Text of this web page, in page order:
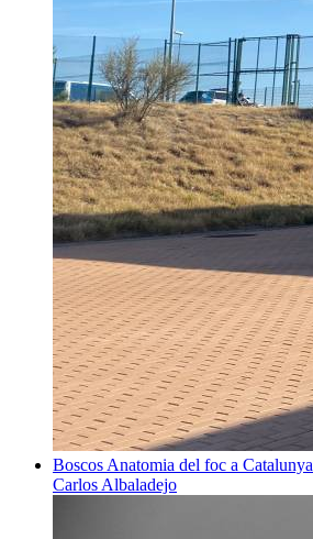
Boscos Anatomia del foc a Catalunya
Carlos Albaladejo